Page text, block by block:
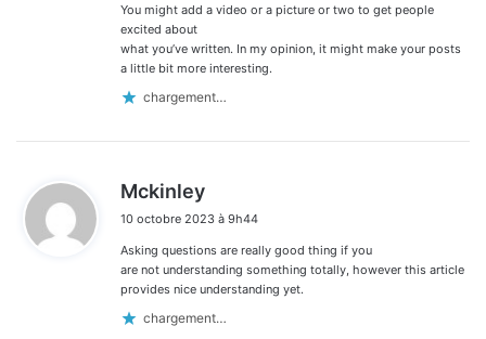
You might add a video or a picture or two to get people
excited about
what you’ve written. In my opinion, it might make your posts
a little bit more interesting.
chargement…
Mckinley
t
:
10 octobre 2023 à 9h44
Asking questions are really good thing if you
are not understanding something totally, however this article
provides nice understanding yet.
chargement…